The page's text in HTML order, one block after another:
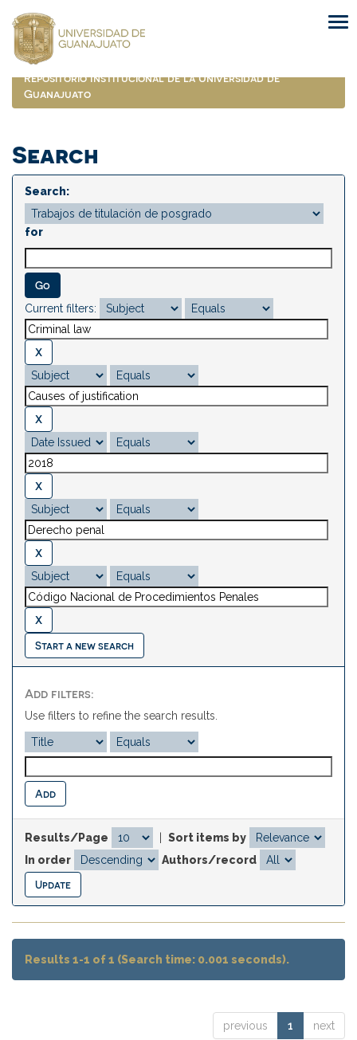
navigation
Repositorio Institucional de la Universidad de
Guanajuato
Search
Search:
for
Current filters:
Start a new search
Add filters:
Use filters to refine the search results.
Results/Page
Sort items by
In order
Authors/record
Results 1-1 of 1 (Search time: 0.001 seconds).
previous 1 next